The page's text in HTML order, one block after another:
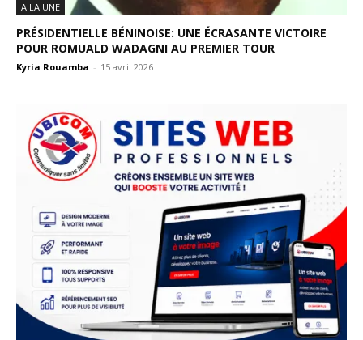
A LA UNE
PRÉSIDENTIELLE BÉNINOISE: UNE ÉCRASANTE VICTOIRE
POUR ROMUALD WADAGNI AU PREMIER TOUR
Kyria Rouamba - 15 avril 2026